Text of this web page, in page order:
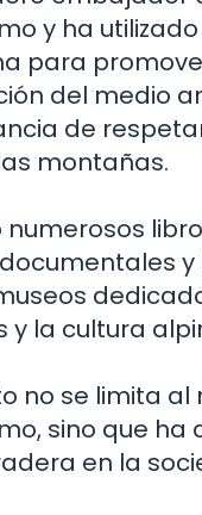
y ha utilizado
para
del medio
de
montañas.
numerosos
y
y la cultura
no se limita al
sino que ha
en la